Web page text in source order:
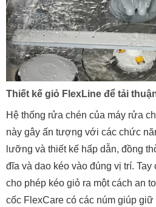
Thiết kế giỏ FlexLine để tải
Hệ thống rửa chén của máy rửa
này gây ấn tượng với các chức
lưỡng và thiết kế hấp dẫn, đồng
đĩa và dao kéo vào đúng vị trí. Tay
cho phép kéo giỏ ra một cách an
cốc FlexCare có các núm giúp